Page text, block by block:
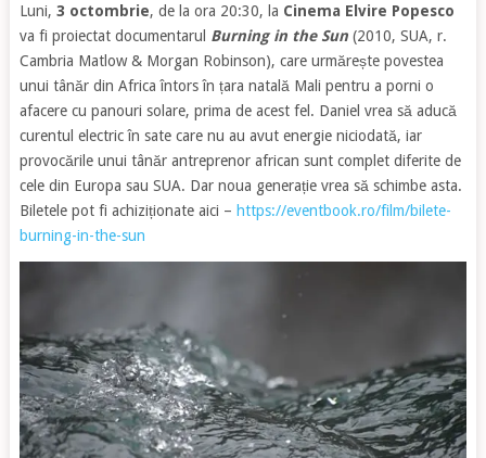
Luni, 3 octombrie, de la ora 20:30, la Cinema Elvire Popesco
va fi proiectat documentarul Burning in the Sun(2010, SUA, r.
Cambria Matlow & Morgan Robinson), care urmărește povestea
unui tânăr din Africa întors în țara natală Mali pentru a porni o
afacere cu panouri solare, prima de acest fel. Daniel vrea să aducă
curentul electric în sate care nu au avut energie niciodată, iar
provocările unui tânăr antreprenor african sunt complet diferite de
cele din Europa sau SUA. Dar noua generație vrea să schimbe asta.
Biletele pot fi achiziționate aici – https://eventbook.ro/film/bilete-
burning-in-the-sun